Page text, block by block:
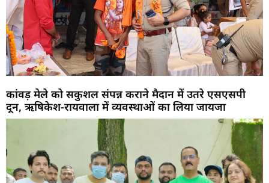
कांवड़ मेले को सकुशल संपन्न कराने मैदान में उतरे एसएसपी
दून, ऋषिकेश-रायवाला में व्यवस्थाओं का लिया जायजा